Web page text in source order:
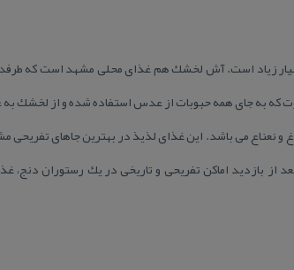
زیاد است. آش لخشك هم غذای محلی مشهد است كه
كه به جای همه حبوبات از عدس استفاده شده و از لخشك به
می باشد. این غذای لذیذ در بهترین جاهای تفریحی
از بازدید اماكن تفریحی و تاریخی در یك رستوران